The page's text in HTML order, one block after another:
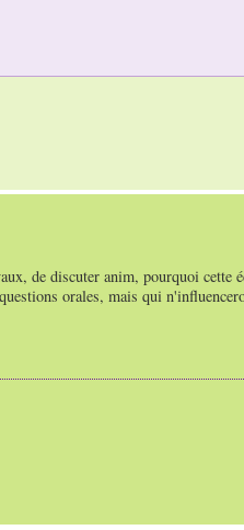
de discuter anim, pourquoi cette
orales, mais qui